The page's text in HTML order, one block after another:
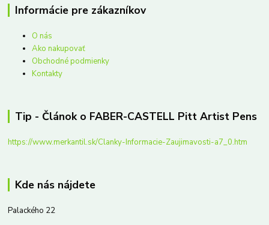
Informácie pre zákazníkov
O nás
Ako nakupovať
Obchodné podmienky
Kontakty
Tip - Článok o FABER-CASTELL Pitt Artist Pens
https://www.merkantil.sk/Clanky-Informacie-Zaujimavosti-a7_0.htm
Kde nás nájdete
Palackého 22